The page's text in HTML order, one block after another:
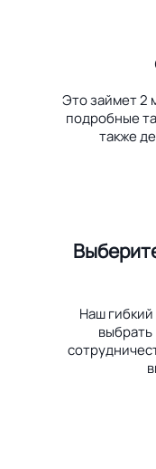
Это займет 2
подробные
также
Наш